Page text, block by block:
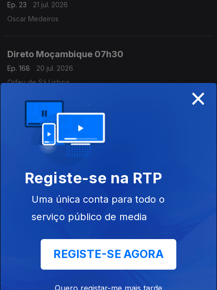
Ep. 23
21 jul. 2026
Oscar Medeiros
Direto Moçambique 07h30
Ep. 168
20 jul. 2026
Orfeu de Sá Lisboa
Direto Moçambique
17 jul. 2026
Órfeu de Sá Lisboa
Direto Moçambique
17 jul. 2026
Direto Cabo Verde
16 jul. 2026
×
Registe-se na RTP
Uma única conta para todo o
serviço público de media
REGISTE-SE AGORA
Quero registar-me mais tarde